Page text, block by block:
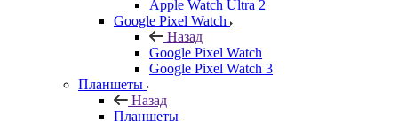
Apple Watch Ultra 2
Google Pixel Watch
Назад
Google Pixel Watch
Google Pixel Watch 3
Планшеты
Назад
Планшеты